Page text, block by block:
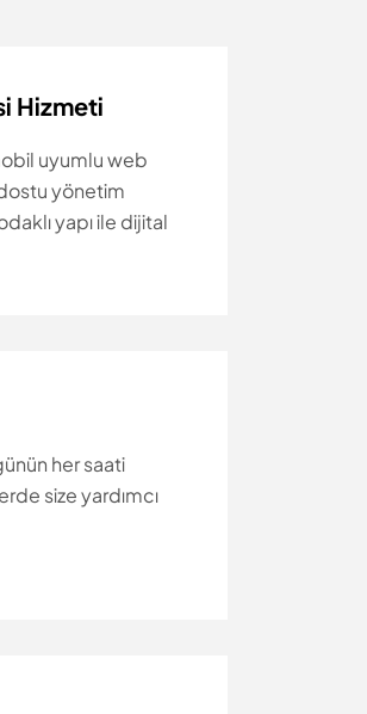
Hizmeti
uyumlu web
dostu yönetim
yapı ile dijital
her saati
size yardımcı